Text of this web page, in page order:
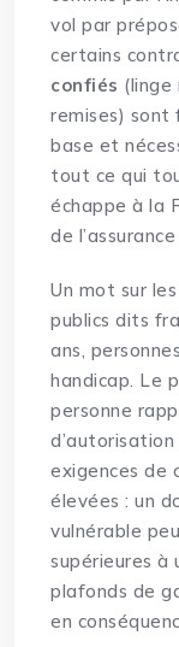
vol par
certains
confiés (linge
remises) sont
base et
tout ce qui
échappe à la
de
Un mot sur
publics dits
ans,
handicap. Le
personne
exigences de
élevées : un
vulnérable
supérieures à
plafonds de
en